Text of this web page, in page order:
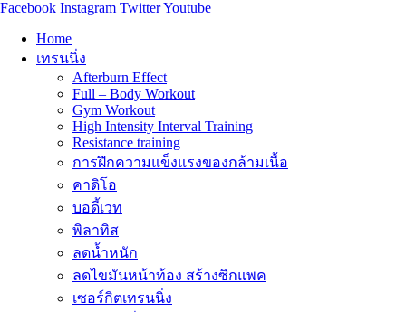
Facebook Instagram TwitterYoutube
Home
เทรนนิ่ง
Afterburn Effect
Full – Body Workout
Gym Workout
High Intensity Interval Training
Resistance training
การฝึกความแข็งแรงของกล้ามเนื้อ
คาดิโอ
บอดี้เวท
พิลาทิส
ลดน้ำหนัก
ลดไขมันหน้าท้อง สร้างซิกแพค
เซอร์กิตเทรนนิ่ง